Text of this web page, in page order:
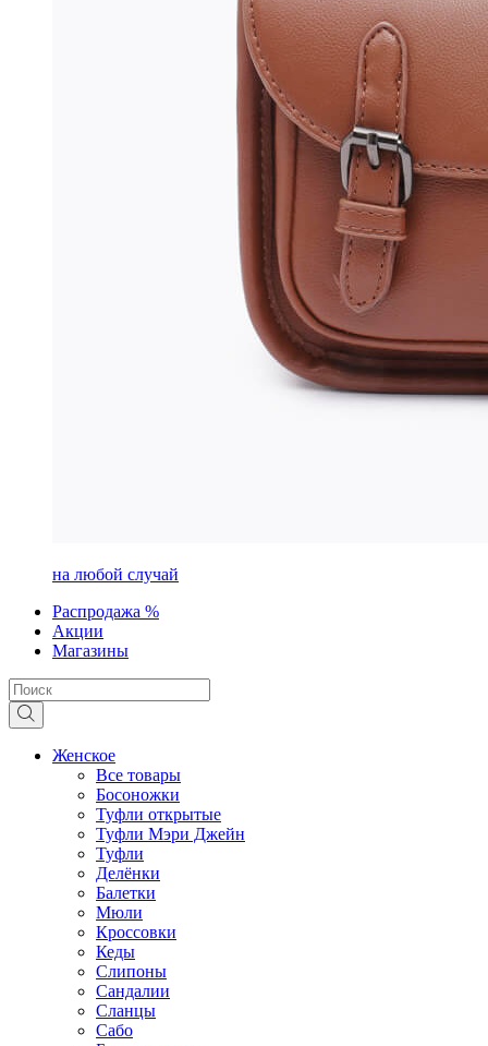
на любой случай
Распродажа %
Акции
Магазины
Женское
Все товары
Босоножки
Туфли открытые
Туфли Мэри Джейн
Туфли
Делёнки
Балетки
Мюли
Кроссовки
Кеды
Слипоны
Сандалии
Сланцы
Сабо